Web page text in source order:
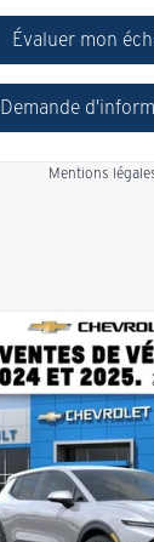
Évaluer mon
Demande
Mentions